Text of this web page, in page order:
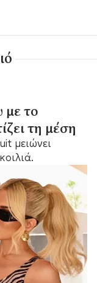
με το
τη μέση
μειώνει